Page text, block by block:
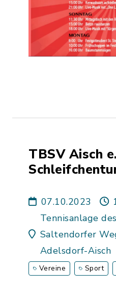
TBSV Aisch
07.10.2023
Tennisanlage
Saltendorfer
Adelsdorf-Aisch
Vereine Sport